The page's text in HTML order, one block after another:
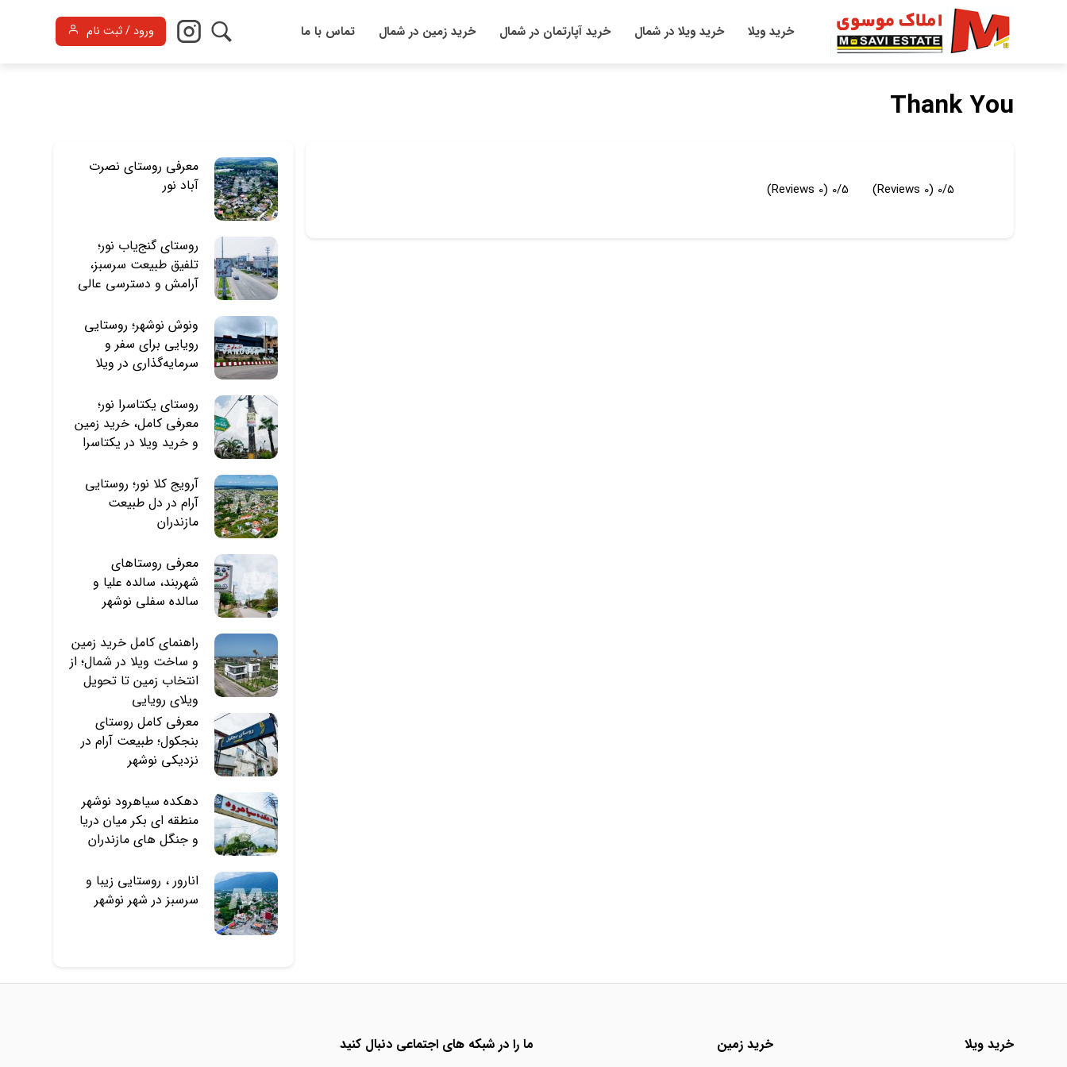
خرید ویلا خرید ویلا در شمال خرید آپارتمان در شمال خرید زمین در شمال تماس با ما ورود / ثبت نام
Thank You
0/5
(0 Reviews)
0/5
(0 Reviews)
معرفی روستای نصرت
آباد نور
روستای گنج‌یاب نور؛
تلفیق طبیعت سرسبز،
آرامش و دسترسی عالی
ونوش نوشهر؛ روستایی
رویایی برای سفر و
سرمایه‌گذاری در ویلا
روستای یکتاسرا نور؛
معرفی کامل، خرید زمین
و خرید ویلا در یکتاسرا
آرویج‌ کلا نور؛ روستایی
آرام در دل طبیعت
مازندران
معرفی روستاهای
شهربند، سالده علیا و
سالده سفلی نوشهر
راهنمای کامل خرید زمین
و ساخت ویلا در شمال؛ از
انتخاب زمین تا تحویل
ویلای رویایی
معرفی کامل روستای
بنجکول؛ طبیعت آرام در
نزدیکی نوشهر
دهکده سیاهرود نوشهر
منطقه ای بکر میان دریا
و جنگل های مازندران
انارور ، روستایی زیبا و
سرسبز در شهر نوشهر
خرید ویلا خرید زمین ما را در شبکه های اجتماعی دنبال کنید